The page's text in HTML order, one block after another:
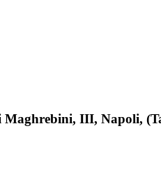
Maghrebini, III, Napoli,